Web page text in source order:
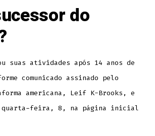
do
suas atividades após 14 anos de
comunicado assinado pelo
americana, Leif K-Brooks, e
quarta-feira, 8, na página inicial